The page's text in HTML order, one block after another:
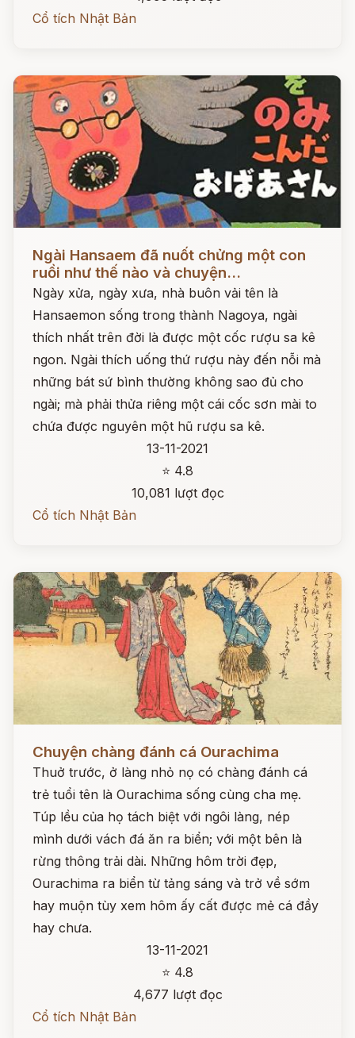
Cổ tích Nhật Bản
Ngài Hansaem đã nuốt chửng một con
ruồi như thế nào và chuyện...
Ngày xửa, ngày xưa, nhà buôn vải tên là
Hansaemon sống trong thành Nagoya, ngài
thích nhất trên đời là được một cốc rượu sa kê
ngon. Ngài thích uống thứ rượu này đến nỗi mà
những bát sứ bình thường không sao đủ cho
ngài; mà phải thửa riêng một cái cốc sơn mài to
chứa được nguyên một hũ rượu sa kê.
13-11-2021
⭐ 4.8
10,081 lượt đọc
Cổ tích Nhật Bản
Chuyện chàng đánh cá Ourachima
Thuở trước, ở làng nhỏ nọ có chàng đánh cá
trẻ tuổi tên là Ourachima sống cùng cha mẹ.
Túp lều của họ tách biệt với ngôi làng, nép
mình dưới vách đá ăn ra biển; với một bên là
rừng thông trải dài. Những hôm trời đẹp,
Ourachima ra biển từ tảng sáng và trở về sớm
hay muộn tùy xem hôm ấy cất được mẻ cá đầy
hay chưa.
13-11-2021
⭐ 4.8
4,677 lượt đọc
Cổ tích Nhật Bản